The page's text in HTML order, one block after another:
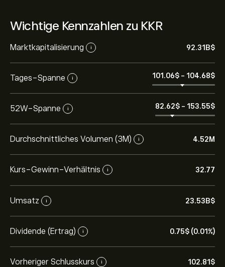
Wichtige Kennzahlen zu KKR
Marktkapitalisierung i 92.31B‎$‎
Tages-Spanne i 101.06‎$‎ - 104.68‎$‎
52W-Spanne i 82.62‎$‎ - 153.55‎$‎
Durchschnittliches Volumen (3M) i 4.52M
Kurs-Gewinn-Verhältnis i 32.77
Umsatz i 23.53B‎$‎
Dividende (Ertrag) i 0.75‎$‎ (0.01%)
Vorheriger Schlusskurs i 102.81‎$‎